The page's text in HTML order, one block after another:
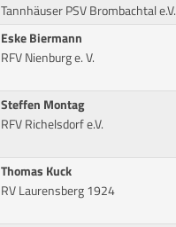
Tannhäuser PSV Brombachtal e.V.
Eske Biermann
RFV Nienburg e. V.
Steffen Montag
RFV Richelsdorf e.V.
Thomas Kuck
RV Laurensberg 1924